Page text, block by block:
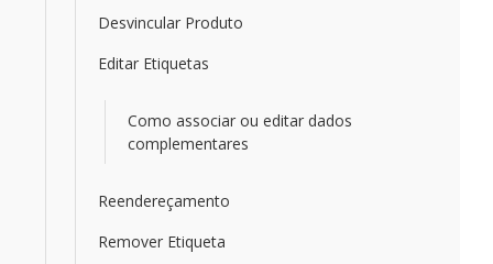
Desvincular Produto
Editar Etiquetas
Como associar ou editar dados
complementares
Reendereçamento
Remover Etiqueta